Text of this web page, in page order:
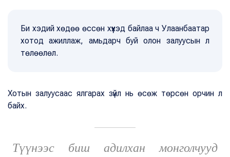
Би хэдий хөдөө өссөн хүүхэд байлаа ч Улаанбаатар
хотод ажиллаж, амьдарч буй олон залуусын л
төлөөлөл.
Хотын залуусаас ялгарах зүйл нь өсөж төрсөн орчин л
байх.
Түүнээс биш адилхан монголчууд